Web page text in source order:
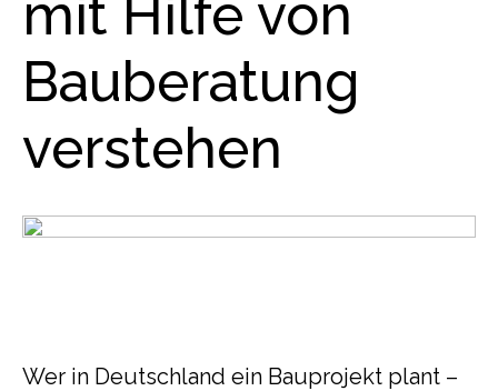
mit Hilfe von
Bauberatung
verstehen
Wer in Deutschland ein Bauprojekt plant –